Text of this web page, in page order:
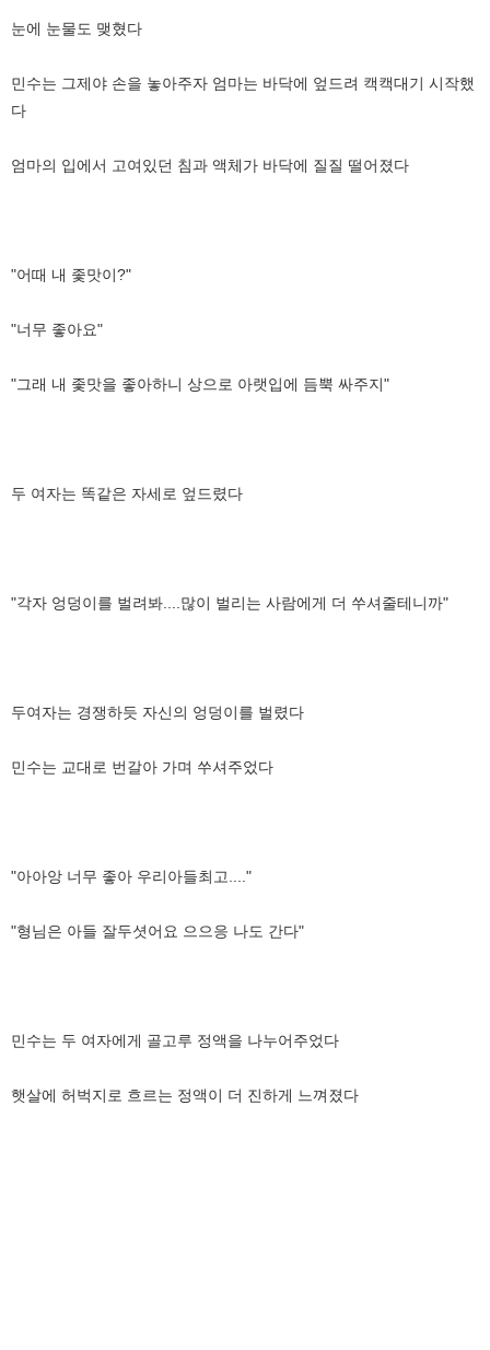
눈에 눈물도 맺혔다
민수는 그제야 손을 놓아주자 엄마는 바닥에 엎드려 캑캑대기 시작했
다
엄마의 입에서 고여있던 침과 액체가 바닥에 질질 떨어졌다
"어때 내 좇맛이?"
"너무 좋아요"
"그래 내 좇맛을 좋아하니 상으로 아랫입에 듬뿍 싸주지"
두 여자는 똑같은 자세로 엎드렸다
"각자 엉덩이를 벌려봐....많이 벌리는 사람에게 더 쑤셔줄테니까"
두여자는 경쟁하듯 자신의 엉덩이를 벌렸다
민수는 교대로 번갈아 가며 쑤셔주었다
"아아앙 너무 좋아 우리아들최고...."
"형님은 아들 잘두셧어요 으으응 나도 간다"
민수는 두 여자에게 골고루 정액을 나누어주었다
햇살에 허벅지로 흐르는 정액이 더 진하게 느껴졌다